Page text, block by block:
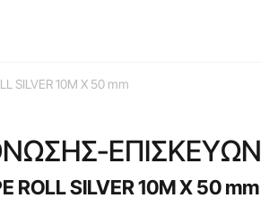
SILVER 10M Χ 50 mm
ΕΠΙΣΚΕΥΩΝ
ROLL SILVER 10M Χ 50 mm